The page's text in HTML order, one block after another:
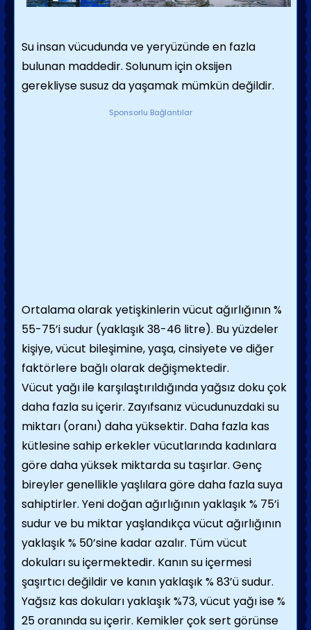
Su insan vücudunda ve yeryüzünde en fazla
bulunan maddedir. Solunum için oksijen
gerekliyse susuz da yaşamak mümkün değildir.
Sponsorlu Bağlantılar
Ortalama olarak yetişkinlerin vücut ağırlığının %
55-75’i sudur (yaklaşık 38-46 litre). Bu yüzdeler
kişiye, vücut bileşimine, yaşa, cinsiyete ve diğer
faktörlere bağlı olarak değişmektedir.
Vücut yağı ile karşılaştırıldığında yağsız doku çok
daha fazla su içerir. Zayıfsanız vücudunuzdaki su
miktarı (oranı) daha yüksektir. Daha fazla kas
kütlesine sahip erkekler vücutlarında kadınlara
göre daha yüksek miktarda su taşırlar. Genç
bireyler genellikle yaşlılara göre daha fazla suya
sahiptirler. Yeni doğan ağırlığının yaklaşık % 75’i
sudur ve bu miktar yaşlandıkça vücut ağırlığının
yaklaşık % 50’sine kadar azalır. Tüm vücut
dokuları su içermektedir. Kanın su içermesi
şaşırtıcı değildir ve kanın yaklaşık % 83’ü sudur.
Yağsız kas dokuları yaklaşık %73, vücut yağı ise %
25 oranında su içerir. Kemikler çok sert görünse